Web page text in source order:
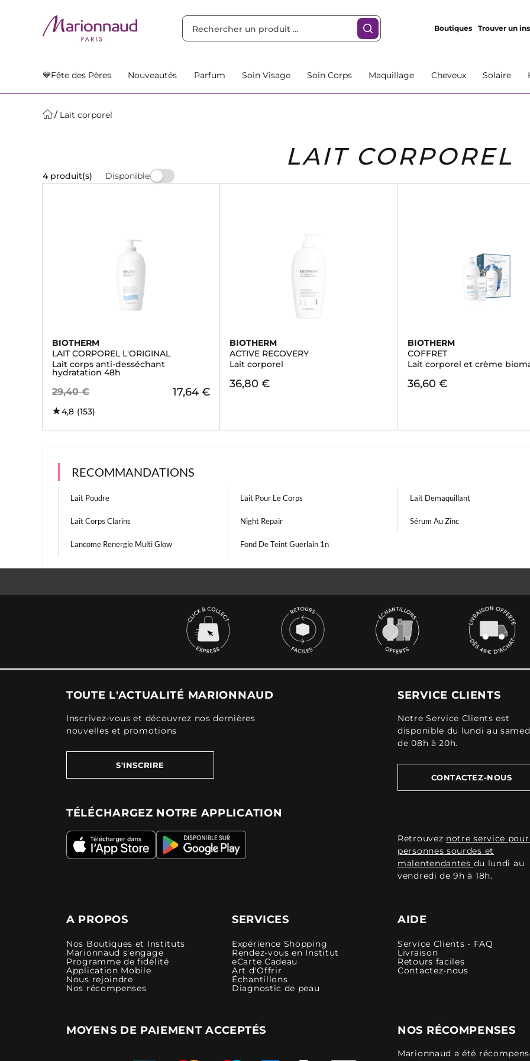
Boutiques Trouver un
💙Fête des Pères Nouveautés Parfum Soin Visage Soin Corps Maquillage Cheveux Solaire
Lait corporel
LAIT CORPOREL
4 produit(s) Disponible
BIOTHERM
LAIT CORPOREL L'ORIGINAL
Lait corps anti-desséchant
hydratation 48h
29,40 € 17,64 €
4,8 (153)
BIOTHERM
ACTIVE RECOVERY
Lait corporel
36,80 €
BIOTHERM
COFFRET
Lait corporel et crème
36,60 €
RECOMMANDATIONS
Lait Poudre Lait Pour Le Corps Lait Demaquillant
Lait Corps Clarins Night Repair Sérum Au Zinc
Lancome Renergie Multi Glow Fond De Teint Guerlain 1n
TOUTE L'ACTUALITÉ MARIONNAUD
Inscrivez-vous et découvrez nos dernières
nouvelles et promotions
S'INSCRIRE
TÉLÉCHARGEZ NOTRE APPLICATION
SERVICE CLIENTS
Notre Service Clients est
disponible du lundi au
de 08h à 20h.
CONTACTEZ-NOUS
Retrouvez notre service
personnes sourdes et
malentendantes du lundi au
vendredi de 9h à 18h.
A PROPOS
Nos Boutiques et Instituts
Marionnaud s'engage
Programme de fidélité
Application Mobile
Nous rejoindre
Nos récompenses
SERVICES
Expérience Shopping
Rendez-vous en Institut
eCarte Cadeau
Art d'Offrir
Échantillons
Diagnostic de peau
AIDE
Service Clients - FAQ
Livraison
Retours faciles
Contactez-nous
MOYENS DE PAIEMENT ACCEPTÉS NOS RÉCOMPENSES
Marionnaud a été